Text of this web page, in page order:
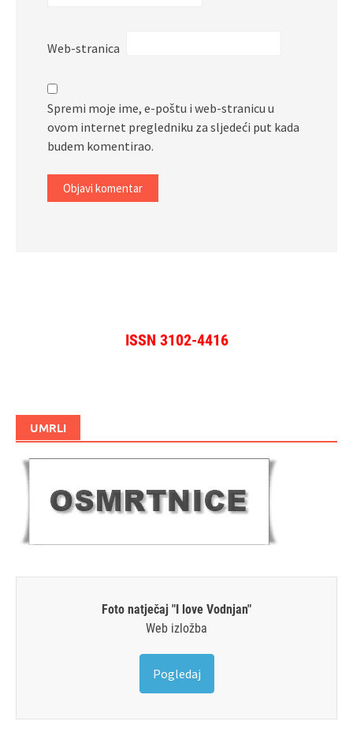
Web-stranica
Spremi moje ime, e-poštu i web-stranicu u
ovom internet pregledniku za sljedeći put kada
budem komentirao.
ISSN 3102-4416
UMRLI
Foto natječaj "I love Vodnjan"
Web izložba
Pogledaj